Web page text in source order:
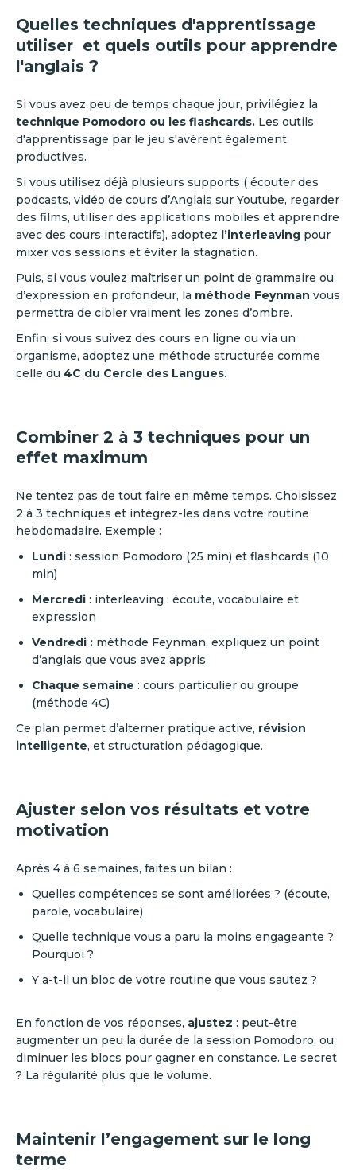
Quelles techniques d'apprentissage
utiliser et quels outils pour apprendre
l'anglais ?
Si vous avez peu de temps chaque jour, privilégiez la
technique Pomodoro ou les flashcards. Les outils
d'apprentissage par le jeu s'avèrent également
productives.
Si vous utilisez déjà plusieurs supports ( écouter des
podcasts, vidéo de cours d’Anglais sur Youtube, regarder
des films, utiliser des applications mobiles et apprendre
avec des cours interactifs), adoptez l’interleaving pour
mixer vos sessions et éviter la stagnation.
Puis, si vous voulez maîtriser un point de grammaire ou
d’expression en profondeur, la méthode Feynman vous
permettra de cibler vraiment les zones d’ombre.
Enfin, si vous suivez des cours en ligne ou via un
organisme, adoptez une méthode structurée comme
celle du 4C du Cercle des Langues.
Combiner 2 à 3 techniques pour un
effet maximum
Ne tentez pas de tout faire en même temps. Choisissez
2 à 3 techniques et intégrez-les dans votre routine
hebdomadaire. Exemple :
Lundi : session Pomodoro (25 min) et flashcards (10
min)
Mercredi : interleaving : écoute, vocabulaire et
expression
Vendredi : méthode Feynman, expliquez un point
d’anglais que vous avez appris
Chaque semaine : cours particulier ou groupe
(méthode 4C)
Ce plan permet d’alterner pratique active, révision
intelligente, et structuration pédagogique.
Ajuster selon vos résultats et votre
motivation
Après 4 à 6 semaines, faites un bilan :
Quelles compétences se sont améliorées ? (écoute,
parole, vocabulaire)
Quelle technique vous a paru la moins engageante ?
Pourquoi ?
Y a-t-il un bloc de votre routine que vous sautez ?
En fonction de vos réponses, ajustez : peut-être
augmenter un peu la durée de la session Pomodoro, ou
diminuer les blocs pour gagner en constance. Le secret
? La régularité plus que le volume.
Maintenir l’engagement sur le long
terme